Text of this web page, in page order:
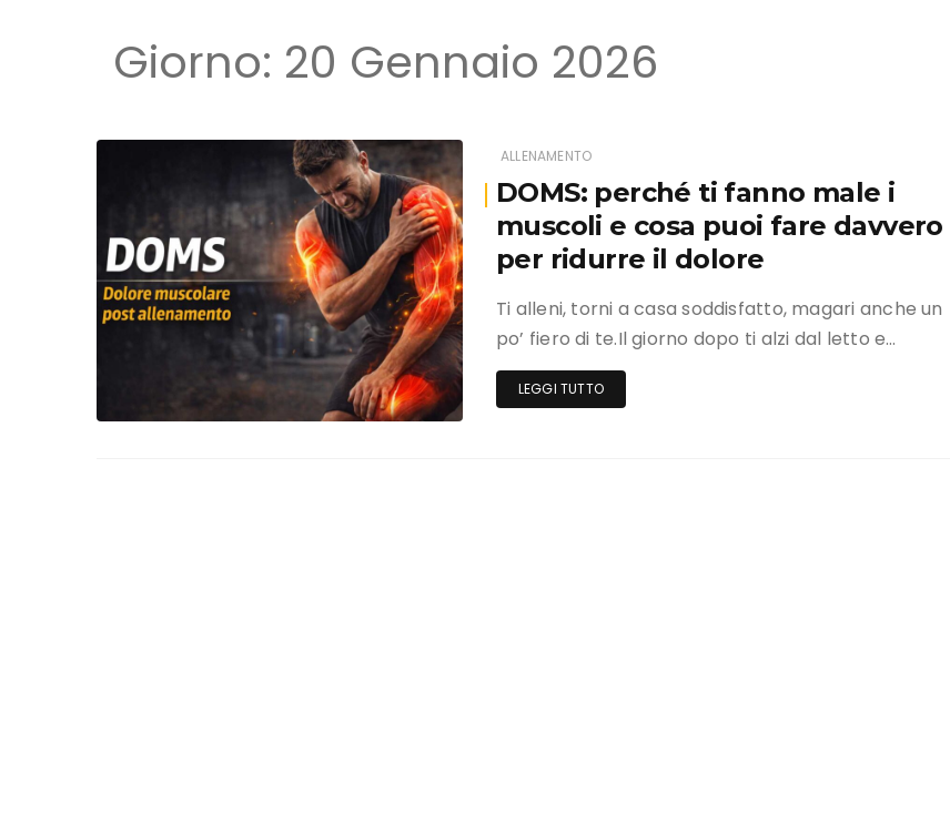
Allenamento
News ed eventi
Marketing
Giorno: 20 Gennaio 2026
ALLENAMENTO
DOMS: perché ti fanno male i
muscoli e cosa puoi fare davvero
per ridurre il dolore
Ti alleni, torni a casa soddisfatto, magari anche un
po’ fiero di te.Il giorno dopo ti alzi dal letto e…
LEGGI TUTTO